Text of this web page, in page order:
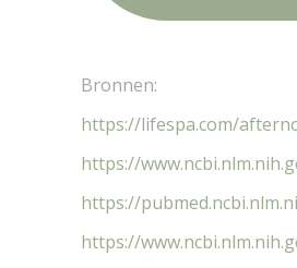
Bronnen:
https://lifespa.com/
https://
https://
https://